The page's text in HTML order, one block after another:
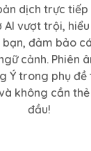
dịch trực tiếp
vượt trội,
đảm bảo
cảnh. Phiên
Ý trong phụ
không cần
đầu!